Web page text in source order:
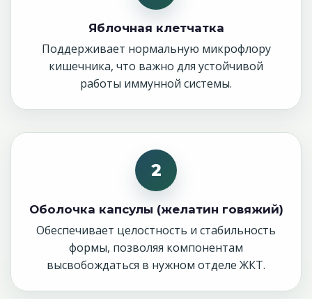
Яблочная клетчатка
Поддерживает нормальную микрофлору
кишечника, что важно для устойчивой
работы иммунной системы.
2
Оболочка капсулы (желатин говяжий)
Обеспечивает целостность и стабильность
формы, позволяя компонентам
высвобождаться в нужном отделе ЖКТ.